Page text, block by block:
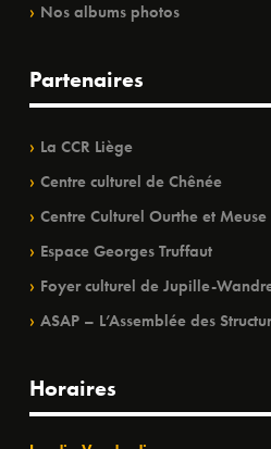
Nos albums photos
Partenaires
La CCR Liège
Centre culturel de Chênée
Centre Culturel Ourthe et Meuse
Espace Georges Truffaut
Foyer culturel de Jupille-
ASAP – L’Assemblée des
Horaires